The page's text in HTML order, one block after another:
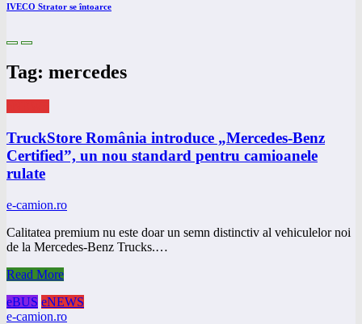
IVECO Strator se întoarce
Tag: mercedes
TruckStore România introduce „Mercedes-Benz
Certified”, un nou standard pentru camioanele
rulate
e-camion.ro
Calitatea premium nu este doar un semn distinctiv al vehiculelor noi
de la Mercedes-Benz Trucks.…
Read More
eBUS eNEWS
e-camion.ro